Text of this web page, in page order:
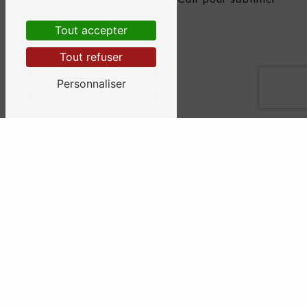
EN SAVOIR PLUS
Tout accepter
Tout refuser
Personnaliser